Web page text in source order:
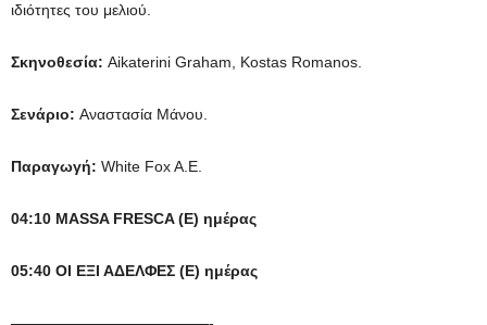
ιδιότητες του μελιού.
Σκηνοθεσία: Aikaterini Graham, Kostas Romanos.
Σενάριο: Αναστασία Μάνου.
Παραγωγή: White Fox A.E.
04:10 MASSA FRESCA (Ε) ημέρας
05:40 ΟΙ ΕΞΙ ΑΔΕΛΦΕΣ (Ε) ημέρας